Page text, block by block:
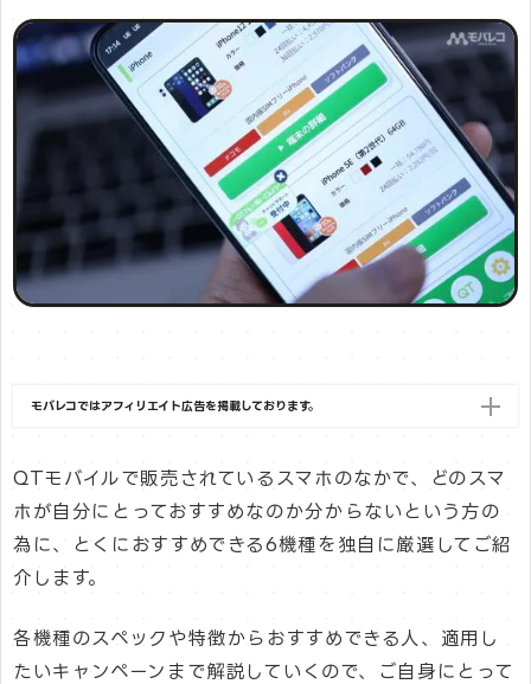
モバレコではアフィリエイト広告を掲載しております。
QTモバイルで販売されているスマホのなかで、どのスマ
ホが自分にとっておすすめなのか分からないという方の
為に、とくにおすすめできる6機種を独自に厳選してご紹
介します。
各機種のスペックや特徴からおすすめできる人、適用し
たいキャンペーンまで解説していくので、ご自身にとって